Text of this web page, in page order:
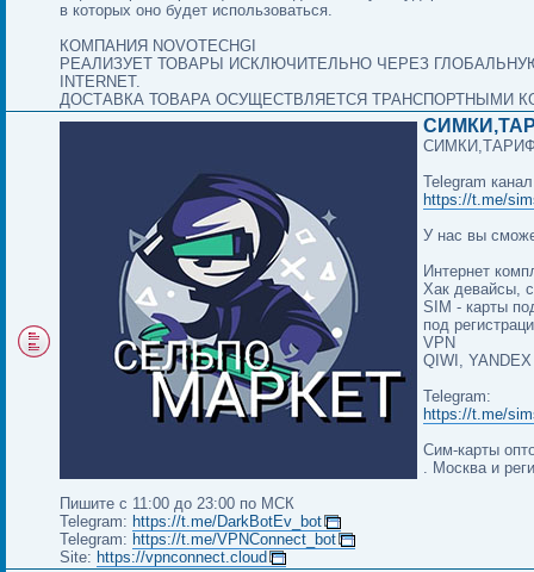
в которых оно будет использоваться.
КОМПАНИЯ NOVOTECHGI
РЕАЛИЗУЕТ ТОВАРЫ ИСКЛЮЧИТЕЛЬНО ЧЕРЕЗ
INTERNET.
ДОСТАВКА ТОВАРА ОСУЩЕСТВЛЯЕТСЯ ТРАНСПОРТНЫМИ
Telegram
https://t.me/
У нас вы
Интернет
Хак девайсы,
SIM - карты
под
VPN
QIWI,
Telegram:
https://t.me/
Сим-карты
. Москва и
Пишите с 11:00 до 23:00 по МСК
Telegram: https://t.me/DarkBotEv_bot
Telegram: https://t.me/VPNConnect_bot
Site: https://vpnconnect.cloud